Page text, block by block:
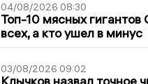
04/08/2026 08:30
Топ-10 мясных
всех, а кто ушел в минус
03/08/2026 09:02